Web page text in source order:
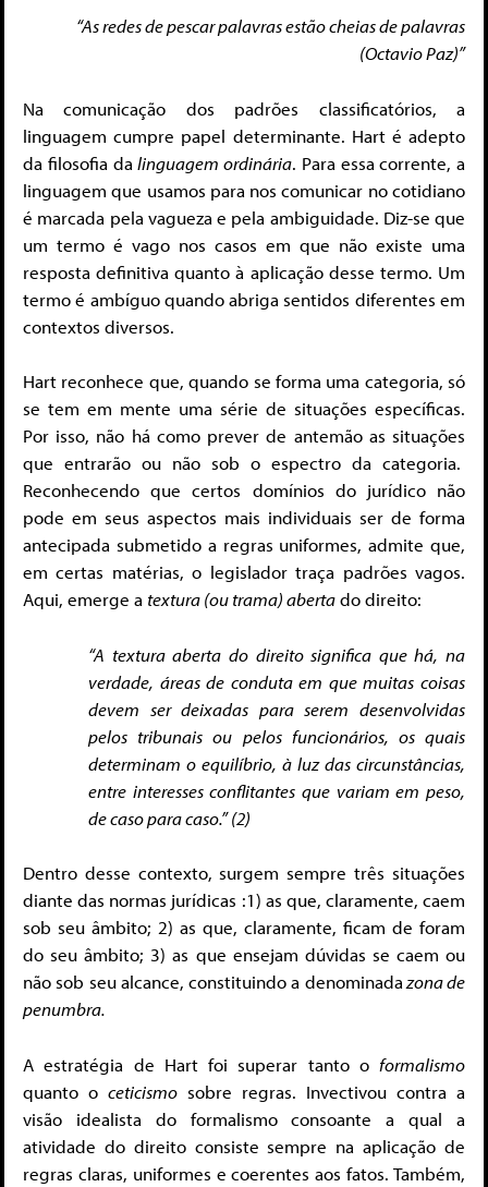
“As redes de pescar palavras estão cheias de palavras
(Octavio Paz)”
Na comunicação dos padrões classificatórios, a
linguagem cumpre papel determinante. Hart é adepto
da filosofia dalinguagem ordinária. Para essa corrente, a
linguagem que usamos para nos comunicar no cotidiano
é marcada pela vagueza e pela ambiguidade. Diz-se que
um termo é vago nos casos em que não existe uma
resposta definitiva quanto à aplicação desse termo. Um
termo é ambíguo quando abriga sentidos diferentes em
contextos diversos.
Hart reconhece que, quando se forma uma categoria, só
se tem em mente uma série de situações específicas.
Por isso, não há como prever de antemão as situações
que entrarão ou não sob o espectro da categoria.
Reconhecendo que certos domínios do jurídico não
pode em seus aspectos mais individuais ser de forma
antecipada submetido a regras uniformes, admite que,
em certas matérias, o legislador traça padrões vagos.
Aqui, emerge a textura (ou trama) abertado direito:
“A textura aberta do direito significa que há, na
verdade, áreas de conduta em que muitas coisas
devem ser deixadas para serem desenvolvidas
pelos tribunais ou pelos funcionários, os quais
determinam o equilíbrio, à luz das circunstâncias,
entre interesses conflitantes que variam em peso,
de caso para caso.” (2)
Dentro desse contexto, surgem sempre três situações
diante das normas jurídicas :1) as que, claramente, caem
sob seu âmbito; 2) as que, claramente, ficam de foram
do seu âmbito; 3) as que ensejam dúvidas se caem ou
não sob seu alcance, constituindo a denominadazona de
penumbra.
A estratégia de Hart foi superar tanto o formalismo
quanto o ceticismo sobre regras. Invectivou contra a
visão idealista do formalismo consoante a qual a
atividade do direito consiste sempre na aplicação de
regras claras, uniformes e coerentes aos fatos. Também,